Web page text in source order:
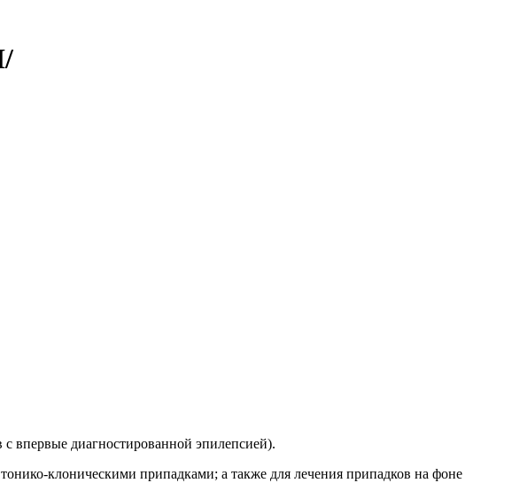
впервые диагностированной эпилепсией).
клоническими припадками; а также для лечения припадков на фоне